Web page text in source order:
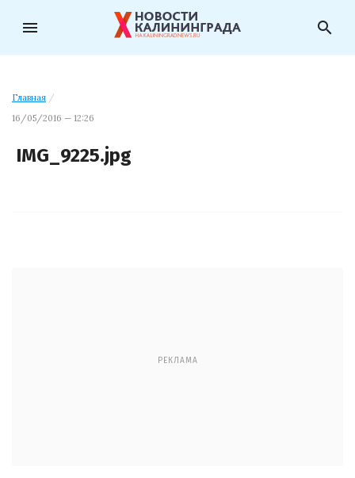
menu search
Главная /
16/05/2016 — 12:26
IMG_9225.jpg
РЕКЛАМА